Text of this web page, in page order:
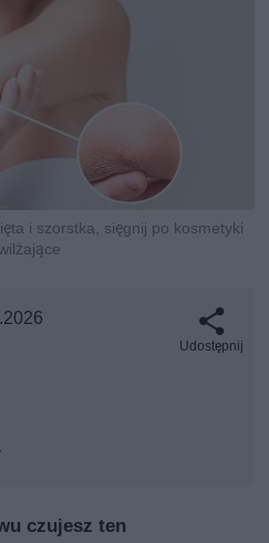
i szorstka, sięgnij po kosmetyki
Udostępnij
czujesz ten